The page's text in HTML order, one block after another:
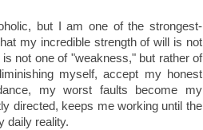
but I am one of the strongest-
my incredible strength of will is not
not one of "weakness," but rather of
myself, accept my honest
my worst faults become my
directed, keeps me working until the
daily reality.